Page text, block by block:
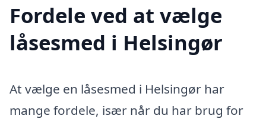
Fordele ved at vælge
låsesmed i Helsingør
At vælge en låsesmed i Helsingør har
mange fordele, især når du har brug for